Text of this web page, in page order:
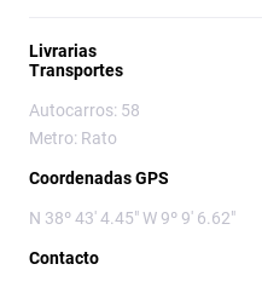
Livrarias
Transportes
Autocarros: 58
Metro: Rato
Coordenadas GPS
N 38º 43' 4.45" W 9º 9' 6.62"
Contacto